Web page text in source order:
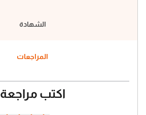
الشهادة
المراجعات
اكتب مراجعة